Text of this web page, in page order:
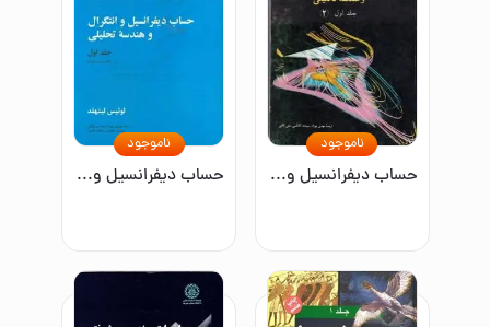
حساب دیفرانسیل و انتگرال و هندسه تحلیلی(جلد اول)2
ناموجود
حساب دیفرانسیل و انتگرال و هندسه تحلیلی (جلد اول-قسمت دوم)
ناموجود